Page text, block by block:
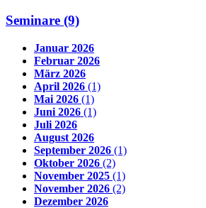
Seminare (9)
Januar 2026
Februar 2026
März 2026
April 2026 (1)
Mai 2026 (1)
Juni 2026 (1)
Juli 2026
August 2026
September 2026 (1)
Oktober 2026 (2)
November 2025 (1)
November 2026 (2)
Dezember 2026